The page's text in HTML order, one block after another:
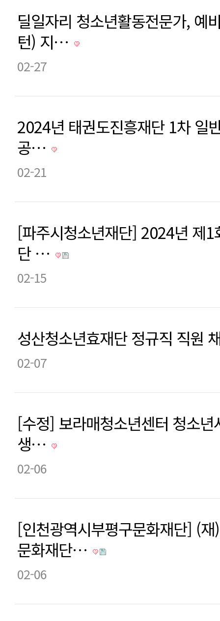
딜일자리 청소년활동전문가, 예
턴) 지…
02-27
2024년 태권도진흥재단 1차 일
공…
02-21
[파주시청소년재단] 2024년 제1
단 …
02-15
성산청소년효재단 정규직 직원
02-07
[수정] 보라매청소년센터 청소
생…
02-06
[인천광역시부평구문화재단] (
문화재단…
02-06